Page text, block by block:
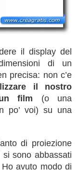
il display del
di un
precisa: non c’e
il nostro
film (o una
po’ voi) su una
di proiezione
sono abbassati
avuto modo di